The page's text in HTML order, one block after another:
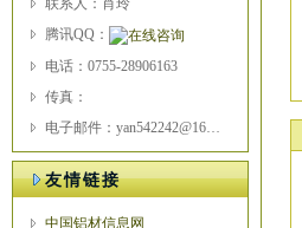
联系人：肖玲
腾讯QQ：
电话：0755-28906163
传真：
电子邮件：yan542242@163.com
友情链接
中国铝材信息网